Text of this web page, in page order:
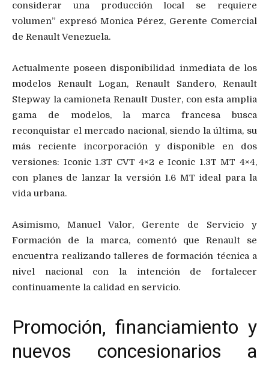
considerar una producción local se requiere
volumen” expresó Monica Pérez, Gerente Comercial
de Renault Venezuela.
Actualmente poseen disponibilidad inmediata de los
modelos Renault Logan, Renault Sandero, Renault
Stepway la camioneta Renault Duster, con esta amplia
gama de modelos, la marca francesa busca
reconquistar el mercado nacional, siendo la última, su
más reciente incorporación y disponible en dos
versiones: Iconic 1.3T CVT 4×2 e Iconic 1.3T MT 4×4,
con planes de lanzar la versión 1.6 MT ideal para la
vida urbana.
Asimismo, Manuel Valor, Gerente de Servicio y
Formación de la marca, comentó que Renault se
encuentra realizando talleres de formación técnica a
nivel nacional con la intención de fortalecer
continuamente la calidad en servicio.
Promoción, financiamiento y
nuevos concesionarios a